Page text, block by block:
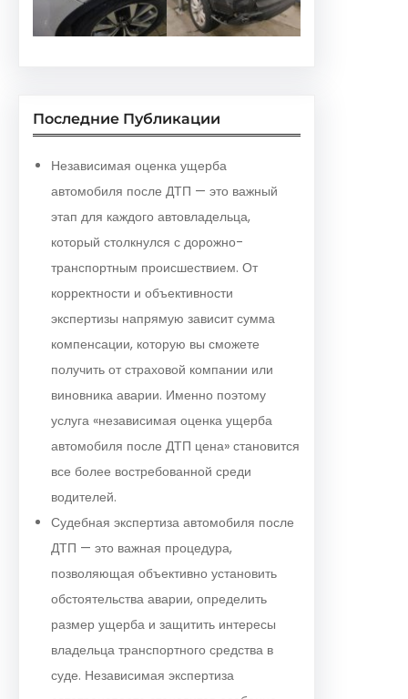
Последние Публикации
Независимая оценка ущерба
автомобиля после ДТП — это важный
этап для каждого автовладельца,
который столкнулся с дорожно-
транспортным происшествием. От
корректности и объективности
экспертизы напрямую зависит сумма
компенсации, которую вы сможете
получить от страховой компании или
виновника аварии. Именно поэтому
услуга «независимая оценка ущерба
автомобиля после ДТП цена» становится
все более востребованной среди
водителей.
Судебная экспертиза автомобиля после
ДТП — это важная процедура,
позволяющая объективно установить
обстоятельства аварии, определить
размер ущерба и защитить интересы
владельца транспортного средства в
суде. Независимая экспертиза